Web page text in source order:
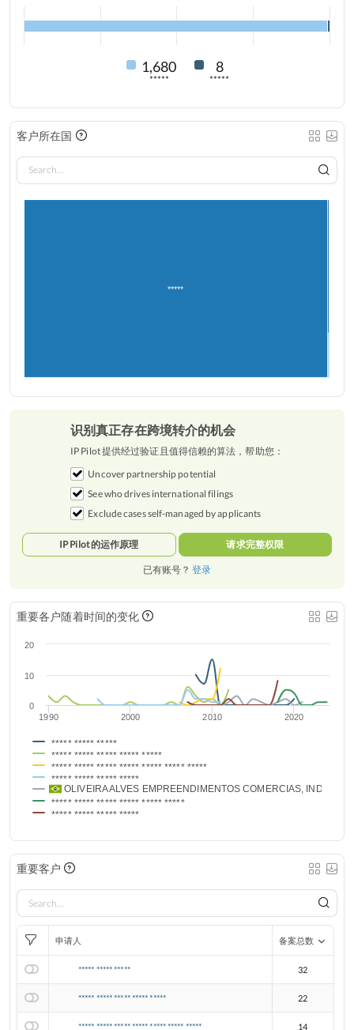
1,680
*****
8
*****
客户所在国
*****
识别真正存在跨境转介的机会
IP Pilot 提供经过验证且值得信赖的算法，帮助您：
Uncover partnership potential
See who drives international filings
Exclude cases self-managed by applicants
IP Pilot 的运作原理 请求完整权限
已有账号？ 登录
重要各户随着时间的变化
1990 2000 2010 2020
0
10
20
***** ***** *****
***** ***** ***** ***** *****
***** ***** ***** ***** ***** ***** *****
***** ***** ***** *****
OLIVEIRA ALVES EMPREENDIMENTOS COMERCIAS,
***** ***** ***** ***** ***** *****
***** ***** ***** *****
重要客户
申请人 备案总数
***** ***** ***** 32
***** ***** ***** ***** ***** 22
***** ***** ***** ***** ***** ***** ***** 14